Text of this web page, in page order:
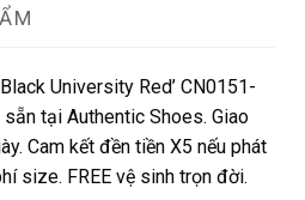
University Red’ CN0151-
tại Authentic Shoes. Giao
Cam kết đền tiền X5 nếu phát
size. FREE vệ sinh trọn đời.